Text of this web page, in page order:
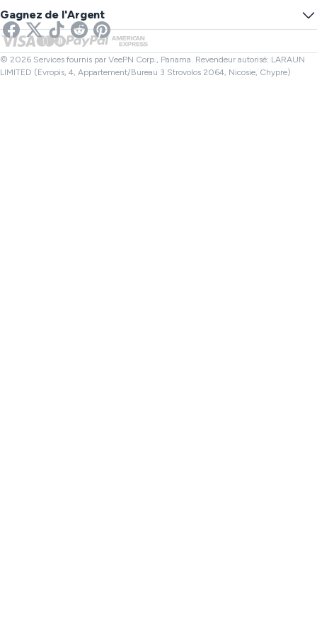
VPN pour Streaming
VPN pour Netflix
SMS en ligne
Vérificateur de lien
Vérificateur de fichiers
VPN Royaume-Uni
VPN Canada
VPN Turquie
Gagnez de l'Argent
Affiliés
© 2026 Services fournis par VeePN Corp., Panama. Revendeur autorisé: LARAUN
LIMITED (Evropis, 4, Appartement/Bureau 3 Strovolos 2064, Nicosie, Chypre)